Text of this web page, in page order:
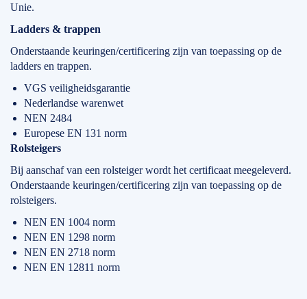
Unie.
Ladders & trappen
Onderstaande keuringen/certificering zijn van toepassing op de
ladders en trappen.
VGS veiligheidsgarantie
Nederlandse warenwet
NEN 2484
Europese EN 131 norm
Rolsteigers
Bij aanschaf van een rolsteiger wordt het certificaat meegeleverd.
Onderstaande keuringen/certificering zijn van toepassing op de
rolsteigers.
NEN EN 1004 norm
NEN EN 1298 norm
NEN EN 2718 norm
NEN EN 12811 norm